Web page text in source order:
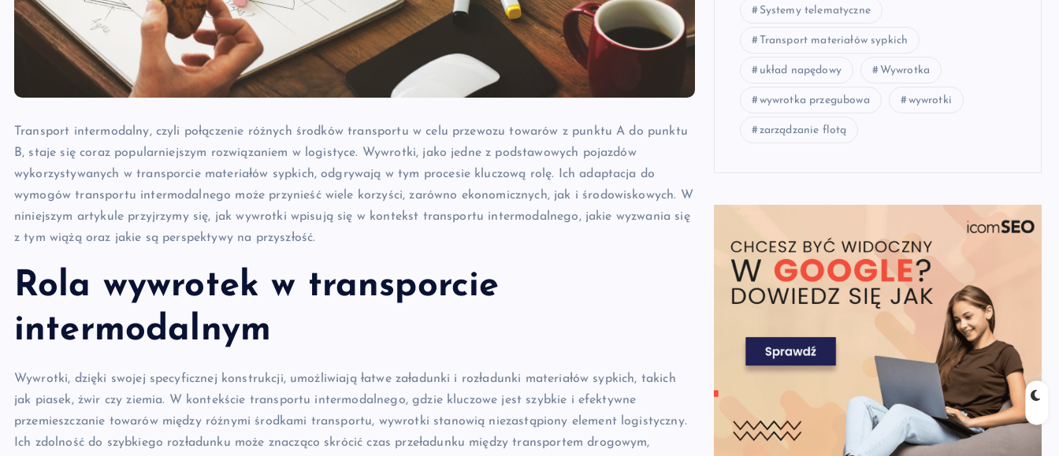
Transport intermodalny, czyli połączenie różnych środków transportu w celu przewozu towarów z punktu A do punktu
B, staje się coraz popularniejszym rozwiązaniem w logistyce. Wywrotki, jako jedne z podstawowych pojazdów
wykorzystywanych w transporcie materiałów sypkich, odgrywają w tym procesie kluczową rolę. Ich adaptacja do
wymogów transportu intermodalnego może przynieść wiele korzyści, zarówno ekonomicznych, jak i środowiskowych. W
niniejszym artykule przyjrzymy się, jak wywrotki wpisują się w kontekst transportu intermodalnego, jakie wyzwania się
z tym wiążą oraz jakie są perspektywy na przyszłość.
Rola wywrotek w transporcie
intermodalnym
Wywrotki, dzięki swojej specyficznej konstrukcji, umożliwiają łatwe załadunki i rozładunki materiałów sypkich, takich
jak piasek, żwir czy ziemia. W kontekście transportu intermodalnego, gdzie kluczowe jest szybkie i efektywne
przemieszczanie towarów między różnymi środkami transportu, wywrotki stanowią niezastąpiony element logistyczny.
Ich zdolność do szybkiego rozładunku może znacząco skrócić czas przeładunku między transportem drogowym,
Systemy telematyczne
Transport materiałów sypkich
układ napędowy Wywrotka
wywrotka przegubowa wywrotki
zarządzanie flotą